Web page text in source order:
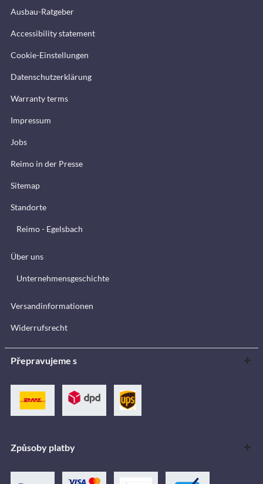
Ausbau-Ratgeber
Accessibility statement
Cookie-Einstellungen
Datenschutzerklärung
Warranty terms
Impressum
Jobs
Reimo in der Presse
Sitemap
Standorte
Reimo - Egelsbach
Über uns
Unternehmensgeschichte
Versandinformationen
Widerrufsrecht
Přepravujeme s
Způsoby platby